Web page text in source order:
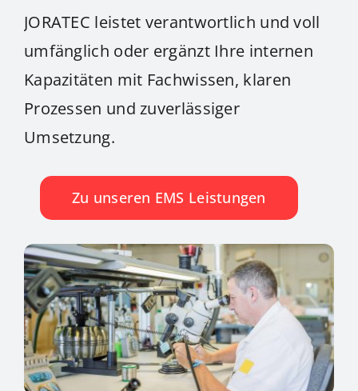
JORATEC leistet verantwortlich und voll
umfänglich oder ergänzt Ihre internen
Kapazitäten mit Fachwissen, klaren
Prozessen und zuverlässiger
Umsetzung.
Zu unseren EMS Leistungen